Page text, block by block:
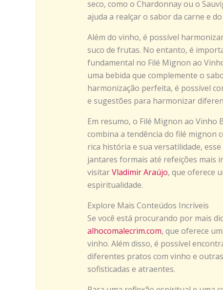
seco, como o Chardonnay ou o
ajuda a realçar o sabor da carne e
Além do vinho, é possível
suco de frutas. No entanto, é
fundamental no Filé Mignon ao
uma bebida que complemente o
harmonização perfeita, é possível
e sugestões para harmonizar
Em resumo, o Filé Mignon ao Vinho
combina a tendência do filé mignon
rica história e sua versatilidade,
jantares formais até refeições mais
visitarVladimir Araújo, que oferece
espiritualidade.
Explore Mais Conteúdos Incríveis
Se você está procurando por mais
alhocomalecrim.com, que oferece
vinho. Além disso, é possível
diferentes pratos com vinho e
sofisticadas e atraentes.